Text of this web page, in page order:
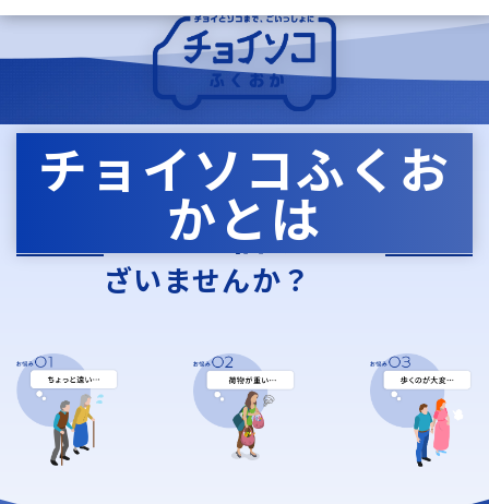
チョイソコふくお
かとは
こんなお悩 みはご
ざいませんか？